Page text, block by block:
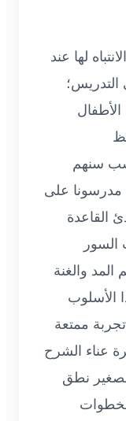
لها عند
التدريس؛
سنهم
مدرسونا على
القاعدة
السور
المد والغنة
الأسلوب
ممتعة
عناء الشرح
نطق